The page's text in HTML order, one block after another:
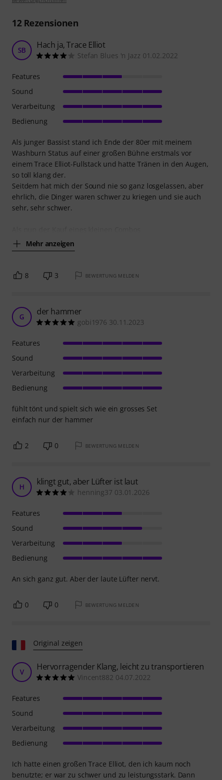
12Rezensionen
SB Hach ja, Trace Elliot
Stefan Blues 'n Jazz 01.02.2022
Als junger Bassist stand ich Ende der 80er mit meinem
Washburn Status auf einer großen Bühne erstmals vor
einem Trace Elliot-Fullstack und hatte Tränen in den Augen,
so toll klang der.
Seitdem hat mich der Sound nie so ganz losgelassen, aber
ehrlich, die Dinger waren schwer zu kriegen und sie auch
sehr, sehr schwer.
Mehr anzeigen
Features
Sound
Verarbeitung
Bedienung
8 3 BEWERTUNG MELDEN
G der hammer
gobi1976 30.11.2023
fühlt tönt und spielt sich wie ein grosses Set
einfach nur der hammer
Features
Sound
Verarbeitung
Bedienung
2 0 BEWERTUNG MELDEN
H klingt gut, aber Lüfter ist laut
henning37 03.01.2026
An sich ganz gut. Aber der laute Lüfter nervt.
Features
Sound
Verarbeitung
Bedienung
0 0 BEWERTUNG MELDEN
Original zeigen
V Hervorragender Klang, leicht zu transportieren
Vincent882 04.07.2022
Ich hatte einen großen Trace Elliot, den ich kaum noch
benutzte; er war zu schwer und zu leistungsstark. Dann
Features
Sound
Verarbeitung
Bedienung